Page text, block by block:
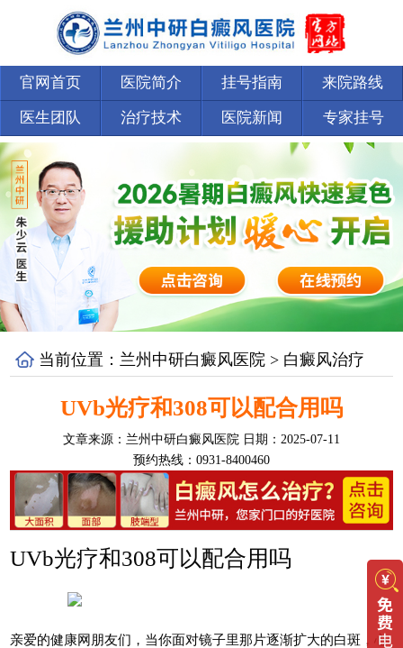
官网首页 医院简介 挂号指南 来院路线
医生团队 治疗技术 医院新闻 专家挂号
当前位置： 兰州中研白癜风医院 > 白癜风治疗
UVb光疗和308可以配合用吗
文章来源： 兰州中研白癜风医院 日期：2025-07-11
预约热线：0931-8400460
UVb光疗和308可以配合用吗
亲爱的健康网朋友们，当你面对镜子里那片逐渐扩大的白斑，心